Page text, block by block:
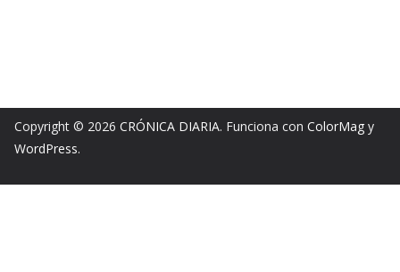
Copyright © 2026 CRÓNICA DIARIA. Funciona con ColorMag y
WordPress.